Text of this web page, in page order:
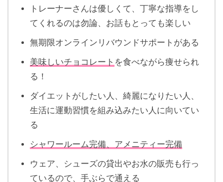
トレーナーさんは優しくて、丁寧な指導をし
てくれるのは勿論、お話もとっても楽しい
無期限オンラインリバウンドサポートがある
美味しいチョコレート を食べながら痩せられ
る！
ダイエットがしたい人、綺麗になりたい人、
生活に運動習慣を組み込みたい人に向いてい
る
シャワールーム完備、アメニティー完備
ウェア、シューズの貸出やお水の販売も行っ
ているので、手ぶらで通える